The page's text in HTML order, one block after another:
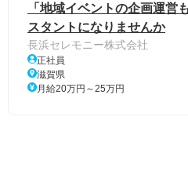
「地域イベントの企画運営
スタントになりませんか
長浜セレモニー株式会社
正社員
滋賀県
月給20万円～25万円